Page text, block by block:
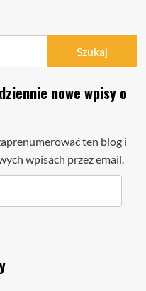
nowe wpisy o
ten blog i
wpisach przez email.